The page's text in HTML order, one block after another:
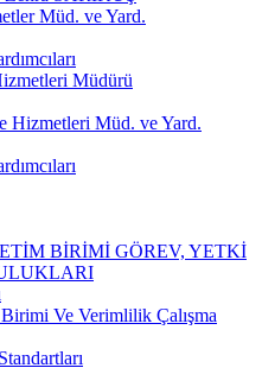
Müd. ve Yard.
Müdürü
Hizmetleri Müd. ve Yard.
BİRİMİ GÖREV, YETKİ
Ve Verimlilik Çalışma